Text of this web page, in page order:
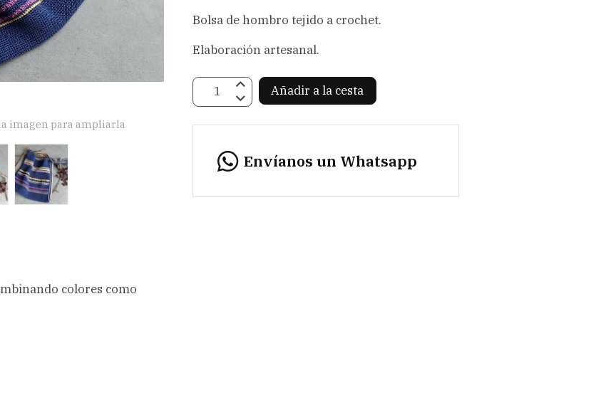
imagen para ampliarla
colores como
Bolsa de hombro tejido a crochet.
Elaboración artesanal.
Añadir a la cesta
Envíanos un Whatsapp